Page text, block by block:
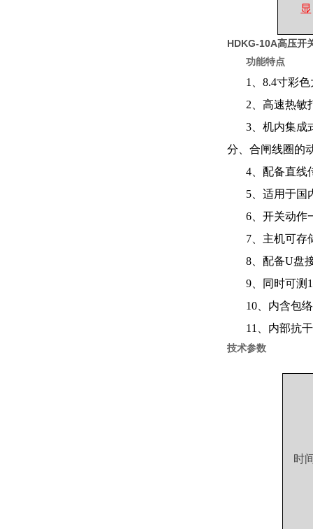
HDKG-10A高压开
功能特点
1、8.4寸彩
2、高速热敏
3、机内集成
分、合闸线圈的
4、配备直线
5、适用于国
6、开关动作
7、主机可存
8、配备U盘
9、同时可测
10、内含包
11、内部抗
技术参数
时